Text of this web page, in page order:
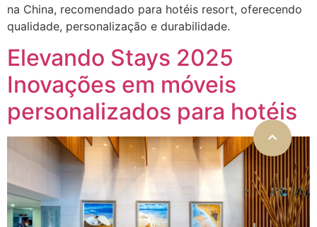
na China, recomendado para hotéis resort, oferecendo
qualidade, personalização e durabilidade.
Elevando Stays 2025
Inovações em móveis
personalizados para hotéis